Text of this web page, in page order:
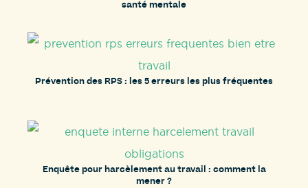
santé mentale
Prévention des RPS : les 5 erreurs les plus fréquentes
Enquête pour harcèlement au travail : comment la
mener ?